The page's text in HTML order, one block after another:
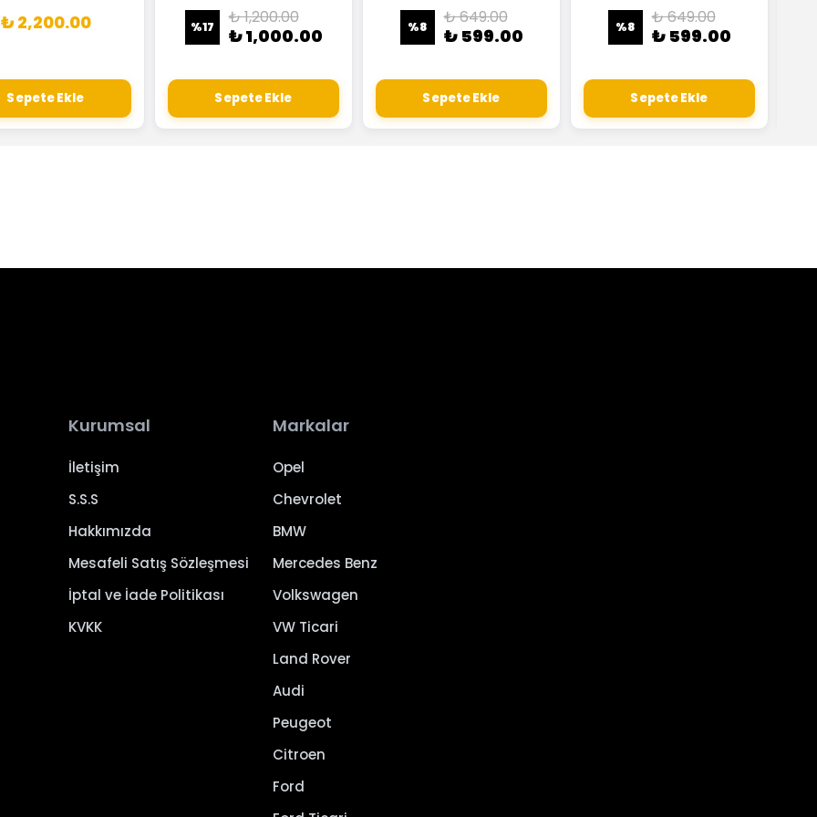
₺ 2,200.00
Sepete Ekle
%17 ₺ 1,200.00
₺ 1,000.00
Sepete Ekle
%8 ₺ 649.00
₺ 599.00
Sepete Ekle
%8 ₺ 649.00
₺ 599.00
Sepete Ekle
Kurumsal
İletişim
S.S.S
Hakkımızda
Mesafeli Satış Sözleşmesi
İptal ve İade Politikası
KVKK
Markalar
Opel
Chevrolet
BMW
Mercedes Benz
Volkswagen
VW Ticari
Land Rover
Audi
Peugeot
Citroen
Ford